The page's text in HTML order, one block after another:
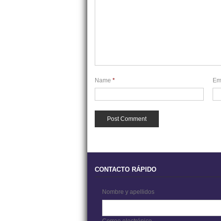
Name *
CONTACTO RÁPIDO
Nombre y apellidos